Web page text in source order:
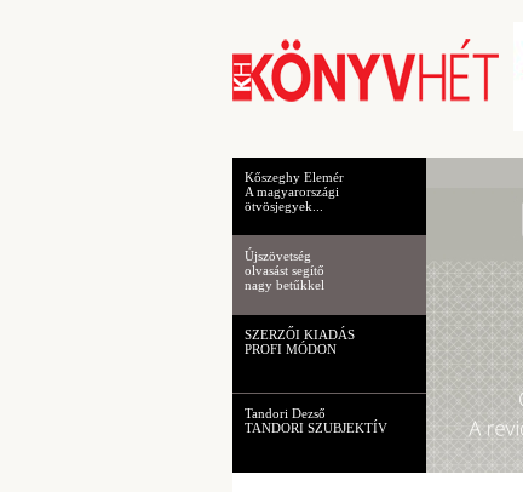
Kőszeghy Elemér
A magyarországi
ötvösjegyek...
Újszövetség
olvasást segítő
nagy betűkkel
SZERZŐI KIADÁS
PROFI MÓDON
Tandori Dezső
TANDORI SZUBJEKTÍV